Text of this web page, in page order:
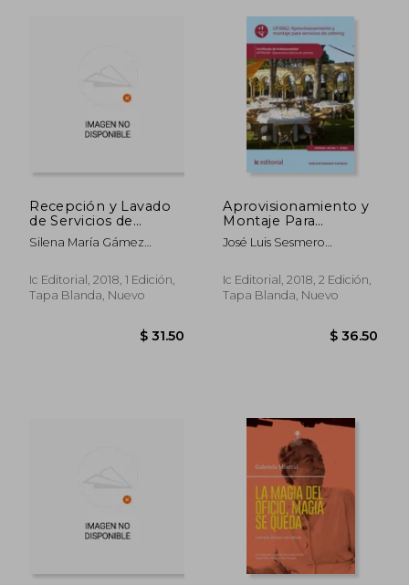
45%
dcto.
Recepción y Lavado
de Servicios de
Catering. Hotr0308 -
Operaciones Básicas
Silena María Gámez
Ic Editorial, 2018, 1 Edición,
Tapa Blanda, Nuevo
Aprovisionamiento y
Montaje Para
Servicios de Catering.
Hotr0308 -
de Catering
José Luis Sesmero
Ic Editorial, 2018, 2 Edición,
Tapa Blanda, Nuevo